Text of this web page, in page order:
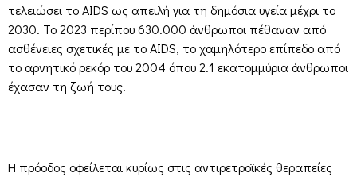
τελειώσει το AIDS ως απειλή για τη δημόσια υγεία μέχρι το
2030. Το 2023 περίπου 630.000 άνθρωποι πέθαναν από
ασθένειες σχετικές με το AIDS, το χαμηλότερο επίπεδο από
το αρνητικό ρεκόρ του 2004 όπου 2.1 εκατομμύρια άνθρωποι
έχασαν τη ζωή τους.
Η πρόοδος οφείλεται κυρίως στις αντιρετροϊκές θεραπείες